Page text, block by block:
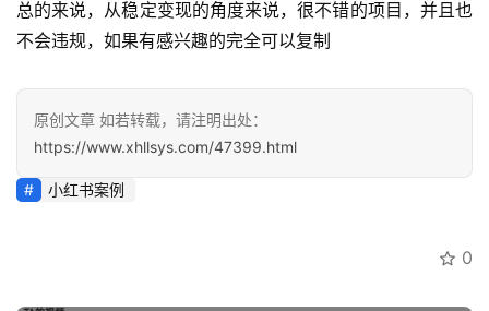
运
百
科
创
业
登录 注册
总的来说，从稳定变现的角度来说，很不错的项目，并且也
不会违规，如果有感兴趣的完全可以复制
原创文章 如若转载，请注明出处：
https://www.xhllsys.com/47399.html
小红书案例
0